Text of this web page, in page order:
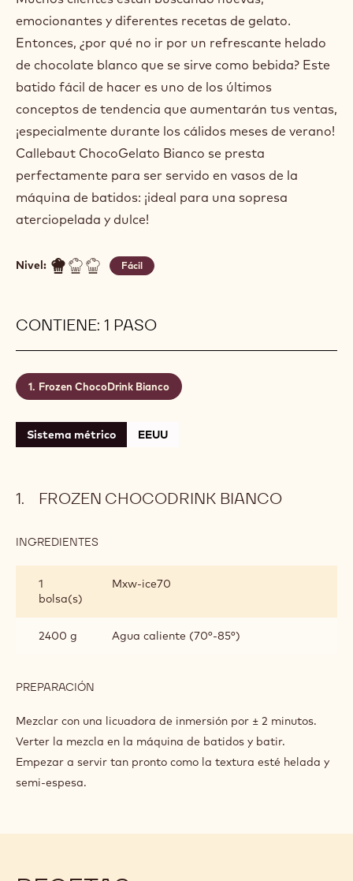
emocionantes y diferentes recetas de gelato.
Entonces, ¿por qué no ir por un refrescante helado
de chocolate blanco que se sirve como bebida? Este
batido fácil de hacer es uno de los últimos
conceptos de tendencia que aumentarán tus ventas,
¡especialmente durante los cálidos meses de verano!
Callebaut ChocoGelato Bianco se presta
perfectamente para ser servido en vasos de la
máquina de batidos: ¡ideal para una sopresa
aterciopelada y dulce!
Nivel: Fácil
CONTIENE: 1 PASO
Frozen ChocoDrink Bianco
Sistema métrico EEUU
FROZEN CHOCODRINK BIANCO
INGREDIENTES
BIANCO
1
bolsa(s)
Mxw-ice70
2400 g Agua caliente (70°-85°)
PREPARACIÓN
CHOCODRINK
Mezclar con una licuadora de inmersión por ± 2 minutos.
Verter la mezcla en la máquina de batidos y batir.
Empezar a servir tan pronto como la textura esté helada y
semi-espesa.